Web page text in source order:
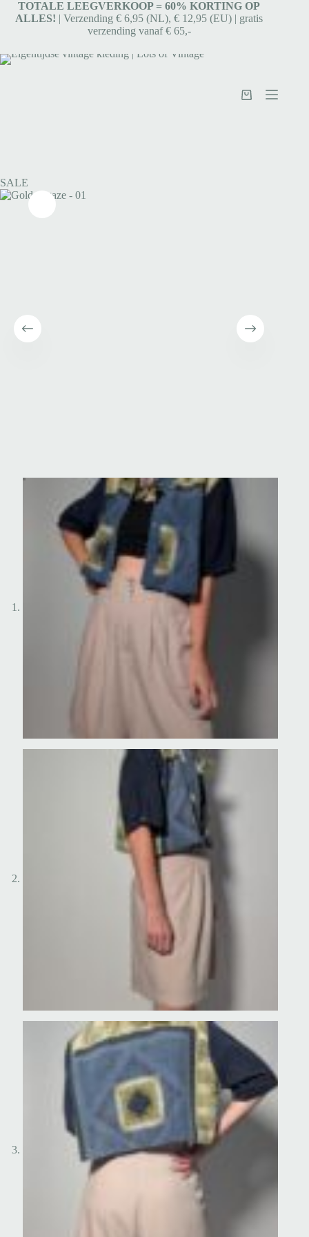
TOTALE LEEGVERKOOP = 60% KORTING OP
ALLES! | Verzending € 6,95 (NL), € 12,95 (EU) | gratis
verzending vanaf € 65,-
SALE